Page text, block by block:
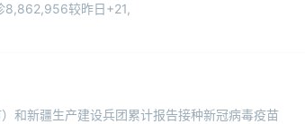
8,862,956较昨日+21,
和新疆生产建设兵团累计报告接种新冠病毒疫苗